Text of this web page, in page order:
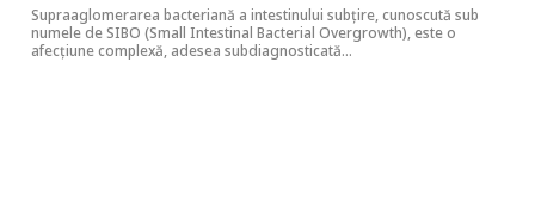
Supraaglomerarea bacteriană a intestinului subțire, cunoscută sub
numele de SIBO (Small Intestinal Bacterial Overgrowth), este o
afecțiune complexă, adesea subdiagnosticată…